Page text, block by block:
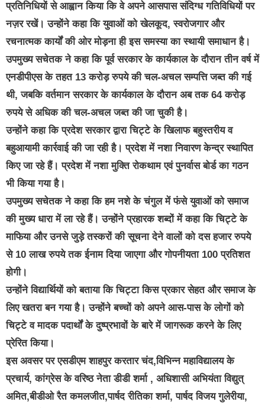
प्रतिनिधियों से आह्वान किया कि वे अपने आसपास संदिग्ध गतिविधियों पर
नज़र रखें। उन्होंने कहा कि युवाओं को खेलकूद, स्वरोजगार और
रचनात्मक कार्यों की ओर मोड़ना ही इस समस्या का स्थायी समाधान है।
उपमुख्य सचेतक ने कहा कि पूर्व सरकार के कार्यकाल के दौरान तीन वर्ष में
एनडीपीएस के तहत 13 करोड़ रुपये की चल-अचल सम्पत्ति जब्त की गई
थी, जबकि वर्तमान सरकार के कार्यकाल के दौरान अब तक 64 करोड़
रुपये से अधिक की चल-अचल जब्त की जा चुकी है।
उन्होंने कहा कि प्रदेश सरकार द्वारा चिट्टे के खिलाफ बहुस्तरीय व
बहुआयामी कार्रवाई की जा रही है। प्रदेश में नशा निवारण केन्द्र स्थापित
किए जा रहे हैं। प्रदेश में नशा मुक्ति रोकथाम एवं पुनर्वास बोर्ड का गठन
भी किया गया है।
उपमुख्य सचेतक ने कहा कि हम नशे के चंगुल में फंसे युवाओं को समाज
की मुख्य धारा में ला रहे हैं। उन्होंने प्रहारक शब्दों में कहा कि चिट्टे के
माफिया और उनसे जुड़े तस्करों की सूचना देने वालों को दस हजार रुपये
से 10 लाख रुपये तक ईनाम दिया जाएगा और गोपनीयता 100 प्रतिशत
होगी।
उन्होंने विद्यार्थियों को बताया कि चिट्टा किस प्रकार सेहत और समाज के
लिए खतरा बन गया है। उन्होंने बच्चों को अपने आस-पास के लोगों को
चिट्टे व मादक पदार्थों के दुष्प्रभावों के बारे में जागरूक करने के लिए
प्रेरित किया।
इस अवसर पर एसडीएम शाहपुर करतार चंद,विभिन्न महाविद्यालय के
प्रचार्य, कांग्रेस के वरिष्ठ नेता डीडी शर्मा , अधिशासी अभियंता विद्युत्
अमित,बीडीओ रैत कमलजीत,पार्षद रीतिका शर्मा, पार्षद विजय गुलेरीया,